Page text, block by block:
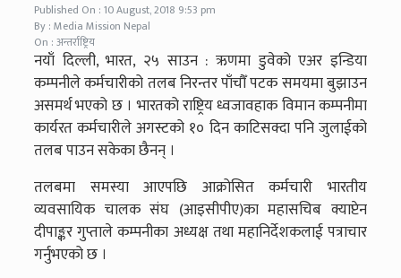
Published On : 10 August, 2018 9:53 pm
By : Media Mission Nepal
On : अन्तर्राष्ट्रिय
नयाँ दिल्ली, भारत, २५ साउन : ऋणमा डुवेको एअर इन्डिया
कम्पनीले कर्मचारीको तलब निरन्तर पाँचौँ पटक समयमा बुझाउन
असमर्थ भएको छ । भारतको राष्ट्रिय ध्वजावहाक विमान कम्पनीमा
कार्यरत कर्मचारीले अगस्टको १० दिन काटिसक्दा पनि जुलाईको
तलब पाउन सकेका छैनन् ।
तलबमा समस्या आएपछि आक्रोसित कर्मचारी भारतीय
व्यवसायिक चालक संघ (आइसीपीए)का महासचिब क्याप्टेन
दीपाङ्कर गुप्ताले कम्पनीका अध्यक्ष तथा महानिर्देशकलाई पत्राचार
गर्नुभएको छ ।